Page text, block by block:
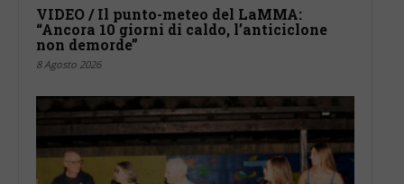
VIDEO / Il punto-meteo del LaMMA:
“Ancora 10 giorni di caldo, l’anticiclone
non demorde”
8 Agosto 2026